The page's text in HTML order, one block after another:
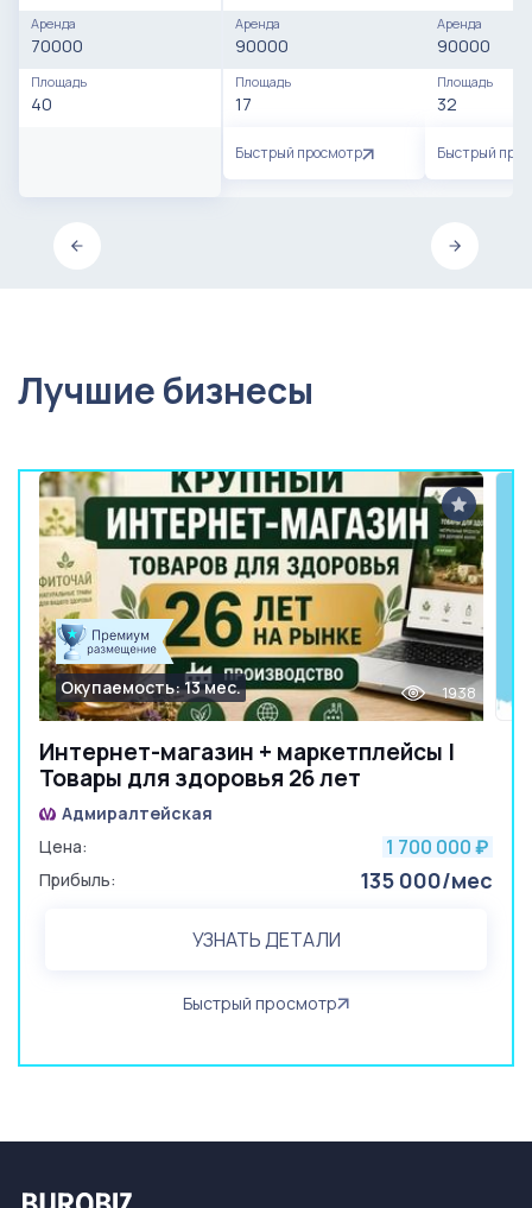
Аренда
70000
Площадь
40
Аренда
90000
Площадь
17
Быстрый просмотр
Аренда
90000
Площадь
32
Быстрый
Лучшие бизнесы
Интернет-магазин + маркетплейсы |
Товары для здоровья 26 лет
Окупаемость: 13 мес. 1938
Адмиралтейская
Цена:
1 700 000 ₽
Прибыль: 135 000/мес
УЗНАТЬ ДЕТАЛИ
Быстрый просмотр